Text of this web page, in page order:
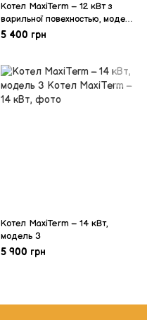
Котел MaxiTerm – 12 кВт з
варильної повехностью, модель
1
5 400 грн
Котел MaxiTerm – 14 кВт,
модель 3
5 900 грн